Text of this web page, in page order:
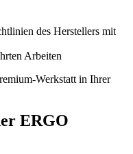
des Herstellers mit
Arbeiten
Werkstatt in Ihrer
ERGO